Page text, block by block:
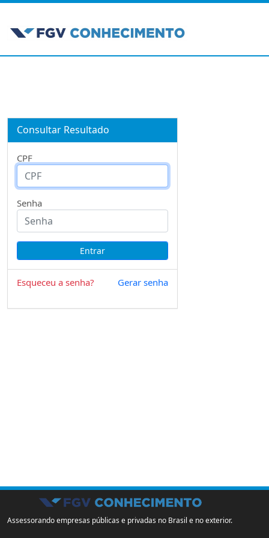
Consultar Resultado
CPF
Senha
Esqueceu a senha? Gerar senha
Assessorando empresas públicas e privadas no Brasil e no exterior.